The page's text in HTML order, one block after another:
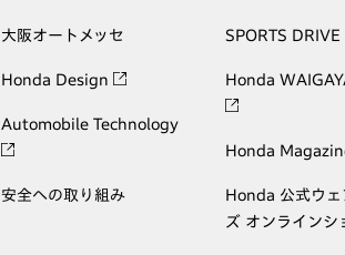
大阪オートメッセ
Honda Design
Automobile Technology
安全への取り組み
SPORTS DRIVE
Honda
Honda
Honda 公式ウェ
ズ オンラインシ